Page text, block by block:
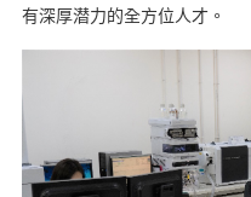
有深厚潜力的全方位人才。